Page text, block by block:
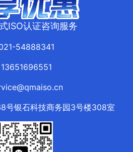
ISO认证咨询服务
54888341
13651696551
号银石科技商务园3号楼308室